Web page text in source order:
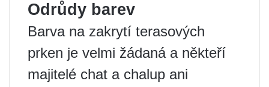
Odrůdy barev
Barva na zakrytí terasových
prken je velmi žádaná a někteří
majitelé chat a chalup ani